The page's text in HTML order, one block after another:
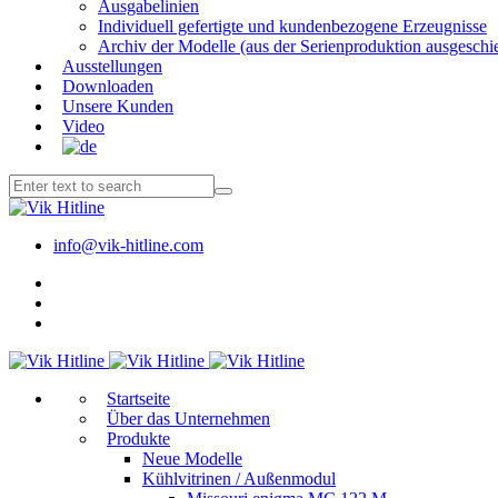
Ausgabelinien
Individuell gefertigte und kundenbezogene Erzeugnisse
Archiv der Modelle (aus der Serienproduktion
Ausstellungen
Downloaden
Unsere Kunden
Video
info@vik-hitline.com
Start­sei­te
Über das Unternehmen
Produkte
Neue Modelle
Kühlvitrinen / Außenmodul